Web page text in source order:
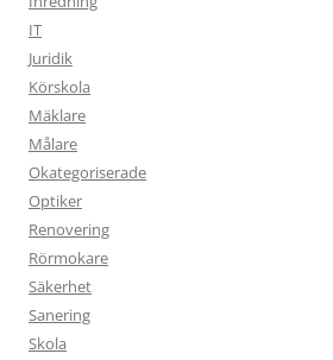
IT
Juridik
Körskola
Mäklare
Målare
Okategoriserade
Optiker
Renovering
Rörmokare
Säkerhet
Sanering
Skola